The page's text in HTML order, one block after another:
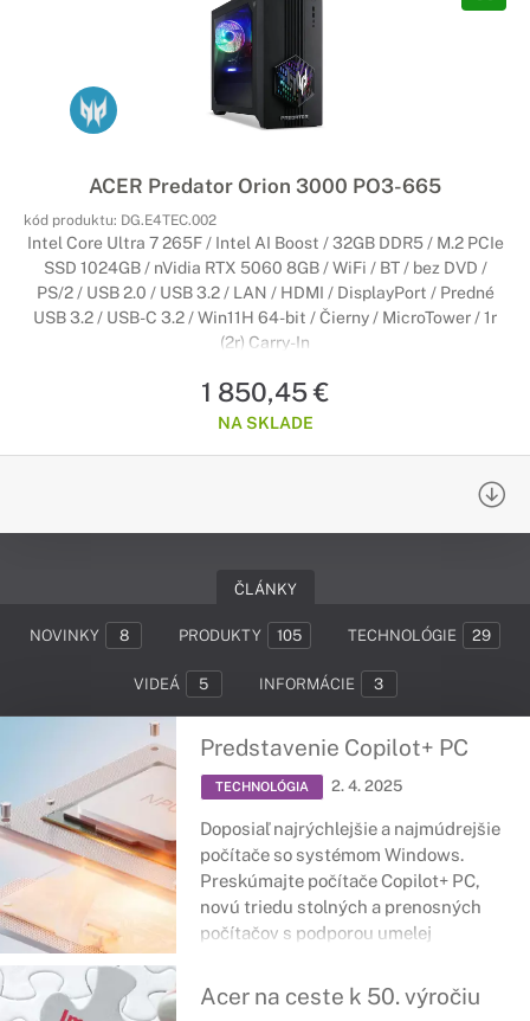
ACER Predator Orion 3000 PO3-665
kód produktu: DG.E4TEC.002
Intel Core Ultra 7 265F / Intel AI Boost / 32GB DDR5 / M.2 PCIe
SSD 1024GB / nVidia RTX 5060 8GB / WiFi / BT / bez DVD /
PS/2 / USB 2.0 / USB 3.2 / LAN / HDMI / DisplayPort / Predné
USB 3.2 / USB-C 3.2 / Win11H 64-bit / Čierny / MicroTower / 1r
(2r) Carry-In
1 850,45 €
NA SKLADE
ČLÁNKY
NOVINKY 8 PRODUKTY 105 TECHNOLÓGIE 29
VIDEÁ 5 INFORMÁCIE 3
Predstavenie Copilot+ PC
TECHNOLÓGIA 2. 4. 2025
Doposiaľ najrýchlejšie a najmúdrejšie
počítače so systémom Windows.
Preskúmajte počítače Copilot+ PC,
novú triedu stolných a prenosných
počítačov s podporou umelej
Acer na ceste k 50. výročiu